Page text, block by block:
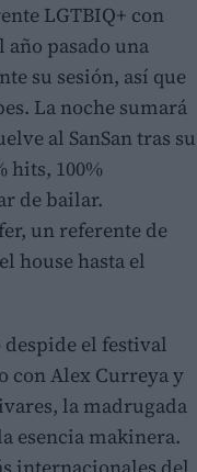
LGTBIQ+ con
pasado una
su sesión, así que
La noche sumará
al SanSan tras su
hits, 100%
de bailar.
un referente de
house hasta el
despide el festival
con Alex Curreya y
la madrugada
esencia makinera.